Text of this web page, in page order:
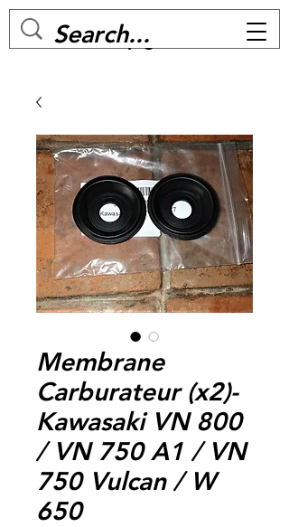
MC BIKE Perpignan
Membrane
Carburateur (x2)-
Kawasaki VN 800
/ VN 750 A1 / VN
750 Vulcan / W
650